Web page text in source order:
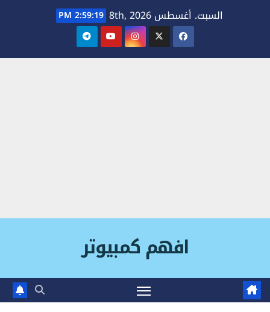
السبت. أغسطس 8th, 2026 2:59:19 PM
افهم كمبيوتر